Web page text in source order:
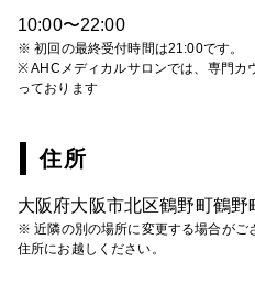
10:00〜22:00
※ 初回の最終受付時間は21:00です。
※ AHCメディカルサロンでは、専門カ
っております
住所
大阪府大阪市北区鶴野町鶴野
※ 近隣の別の場所に変更する場合がご
住所にお越しください。